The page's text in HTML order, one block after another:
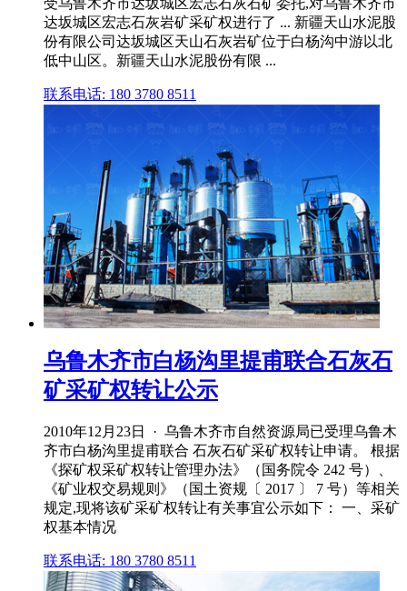
达坂城区宏志石灰岩矿采矿权进行了 ... 新疆天山水泥股
份有限公司达坂城区天山石灰岩矿位于白杨沟中游以北
低中山区。新疆天山水泥股份有限 ...
联系电话: 180 3780 8511
乌鲁木齐市白杨沟里提甫联合石灰石
矿采矿权转让公示
2010年12月23日 · 乌鲁木齐市自然资源局已受理乌鲁木
齐市白杨沟里提甫联合 石灰石矿采矿权转让申请。 根据
《探矿权采矿权转让管理办法》（国务院令 242 号）、
《矿业权交易规则》（国土资规〔 2017 〕 7 号）等相关
规定,现将该矿采矿权转让有关事宜公示如下： 一、采矿
权基本情况
联系电话: 180 3780 8511